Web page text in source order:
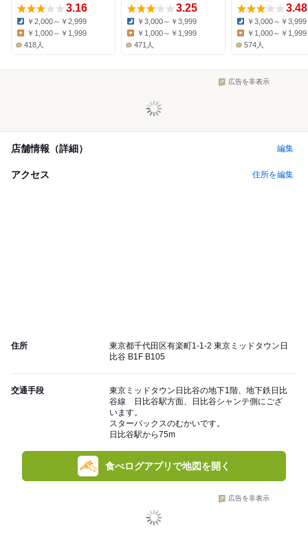
3.16
Dinner:
￥2,000～￥2,999
￥1,000～￥1,999
418人
3.25
Dinner:
￥3,000～￥3,999
￥1,000～￥1,999
471人
3.48
Dinner:
￥3,000～￥3,999
￥1,000～￥1,999
574人
広告を非表示
店舗情報（詳細） 編集
アクセス 住所を編集
住所
東京都千代田区有楽町1-1-2 東京ミッドタウン日
比谷 B1F B105
交通手段
東京ミッドタウン日比谷の地下1階、地下鉄日比
谷線 日比谷駅方面、日比谷シャンテ側にござ
います。
スターバックスのむかいです。
日比谷駅から75m
食べログアプリで地図を開く
広告を非表示